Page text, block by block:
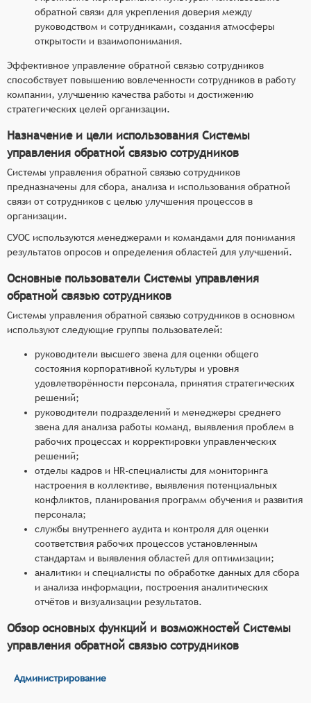
обратной связи для укрепления доверия между
руководством и сотрудниками, создания атмосферы
открытости и взаимопонимания.
Эффективное управление обратной связью сотрудников
способствует повышению вовлеченности сотрудников в работу
компании, улучшению качества работы и достижению
стратегических целей организации.
Назначение и цели использования Системы
управления обратной связью сотрудников
Системы управления обратной связью сотрудников
предназначены для сбора, анализа и использования обратной
связи от сотрудников с целью улучшения процессов в
организации.
СУОС используются менеджерами и командами для понимания
результатов опросов и определения областей для улучшений.
Основные пользователи Системы управления
обратной связью сотрудников
Системы управления обратной связью сотрудников в основном
используют следующие группы пользователей:
руководители высшего звена для оценки общего
состояния корпоративной культуры и уровня
удовлетворённости персонала, принятия стратегических
решений;
руководители подразделений и менеджеры среднего
звена для анализа работы команд, выявления проблем в
рабочих процессах и корректировки управленческих
решений;
отделы кадров и HR-специалисты для мониторинга
настроения в коллективе, выявления потенциальных
конфликтов, планирования программ обучения и развития
персонала;
службы внутреннего аудита и контроля для оценки
соответствия рабочих процессов установленным
стандартам и выявления областей для оптимизации;
аналитики и специалисты по обработке данных для сбора
и анализа информации, построения аналитических
отчётов и визуализации результатов.
Обзор основных функций и возможностей Системы
управления обратной связью сотрудников
Администрирование